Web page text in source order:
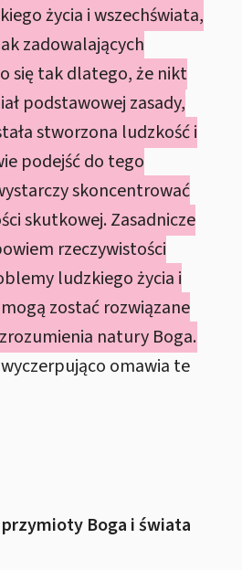
życia i wszechświata,
zadowalających
się tak dlatego, że nikt
podstawowej zasady,
stworzona ludzkość i
podejść do tego
skoncentrować
skutkowej. Zasadnicze
rzeczywistości
ludzkiego życia i
zostać rozwiązane
natury Boga.
omawia te
Boga i świata